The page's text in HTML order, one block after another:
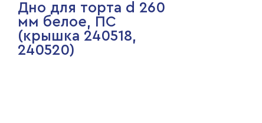
Дно для торта d 260
мм белое, ПС
(крышка 240518,
240520)